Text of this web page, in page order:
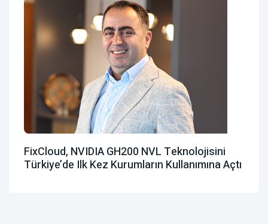
FixCloud, NVIDIA GH200 NVL Teknolojisini
Türkiye’de Ilk Kez Kurumların Kullanımına Açtı